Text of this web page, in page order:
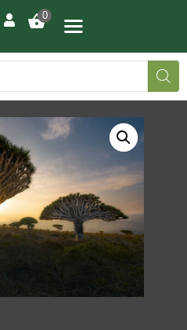
0
IHR BILD